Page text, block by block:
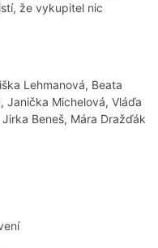
že vykupitel nic
Lehmanová, Beata
Janička Michelová, Vláďa
Beneš, Mára Dražďák